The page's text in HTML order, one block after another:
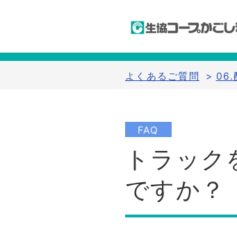
よくあるご質問 > 06.
FAQ
トラッ
ですか？